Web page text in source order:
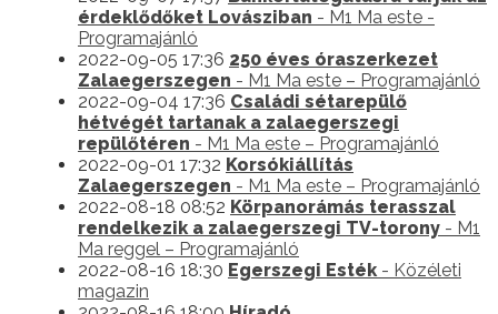
érdeklődőket Lovásziban - M1 Ma este -
Programajánló
2022-09-05 17:36 250 éves óraszerkezet
Zalaegerszegen - M1 Ma este – Programajánló
2022-09-04 17:36 Családi sétarepülő
hétvégét tartanak a zalaegerszegi
repülőtéren - M1 Ma este – Programajánló
2022-09-01 17:32 Korsókiállítás
Zalaegerszegen - M1 Ma este – Programajánló
2022-08-18 08:52 Körpanorámás terasszal
rendelkezik a zalaegerszegi TV-torony - M1
Ma reggel – Programajánló
2022-08-16 18:30 Egerszegi Esték- Közéleti
magazin